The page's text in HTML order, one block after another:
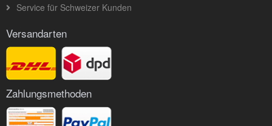
Service für Schweizer Kunden
Versandarten
Zahlungsmethoden